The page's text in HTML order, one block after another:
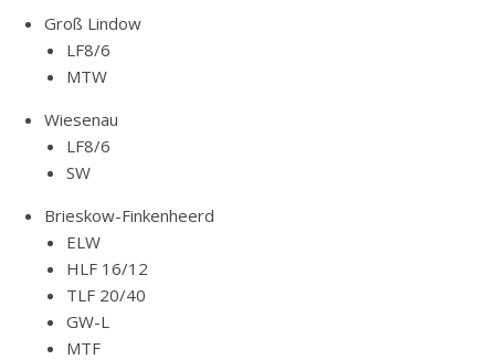
Groß Lindow
LF8/6
MTW
Wiesenau
LF8/6
SW
Brieskow-Finkenheerd
ELW
HLF 16/12
TLF 20/40
GW-L
MTF